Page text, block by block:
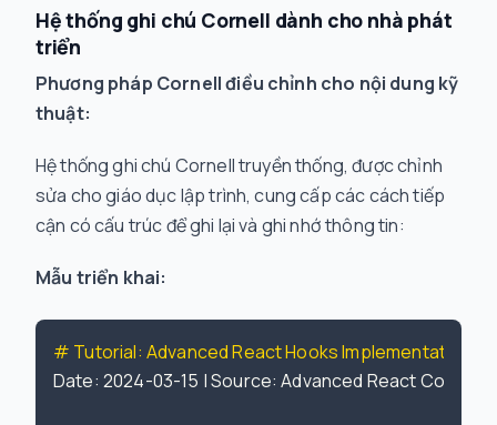
Hệ thống ghi chú Cornell dành cho nhà phát
triển
Phương pháp Cornell điều chỉnh cho nội dung kỹ
thuật:
Hệ thống ghi chú Cornell truyền thống, được chỉnh
sửa cho giáo dục lập trình, cung cấp các cách tiếp
cận có cấu trúc để ghi lại và ghi nhớ thông tin:
Mẫu triển khai:
# Tutorial: Advanced React Hooks Implementation
Date: 2024-03-15 | Source: Advanced React Course